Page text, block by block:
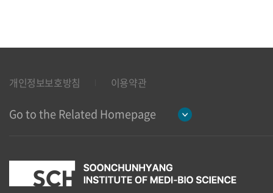
개인정보보호방침 이용약관
Go to the Related Homepage